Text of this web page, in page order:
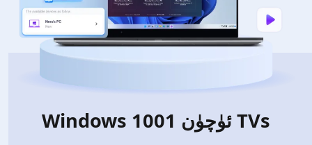
Windows ئۈچۈن 1001 TVs